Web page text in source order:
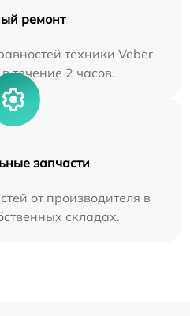
ремонт
техники Veber
течение 2 часов.
запчасти
от производителя в
складах.